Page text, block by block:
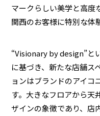
マークらしい美学と高度
関西のお客様に特別な体
“Visionary by design”と
に基づき、新たな店舗ス
ョンはブランドのアイコ
す。大きなフロアから天
ザインの象徴であり、店